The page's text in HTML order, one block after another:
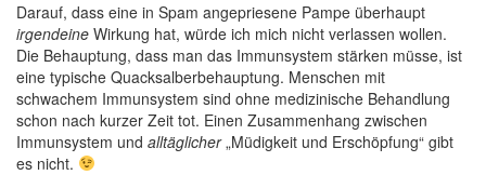
Darauf, dass eine in Spam angepriesene Pampe überhaupt
irgendeine Wirkung hat, würde ich mich nicht verlassen wollen.
Die Behauptung, dass man das Immunsystem stärken müsse, ist
eine typische Quacksalberbehauptung. Menschen mit
schwachem Immunsystem sind ohne medizinische Behandlung
schon nach kurzer Zeit tot. Einen Zusammenhang zwischen
Immunsystem und alltäglicher„Müdigkeit und Erschöpfung“ gibt
es nicht.